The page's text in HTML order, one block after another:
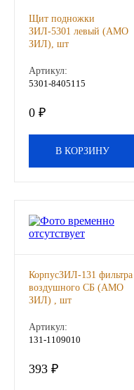
ГПЗ
Автожидкости
Охлаждающие жидкости
Специальные жидкости
Автосмазки
OIL RIGHT
Щит подножки
ЗИЛ-5301 левый (АМО
ЗИЛ), шт
Артикул:
5301-8405115
0 ₽
В КОРЗИНУ
КорпусЗИЛ-131 фильтра
воздушного СБ (АМО
ЗИЛ) , шт
Артикул:
131-1109010
393 ₽